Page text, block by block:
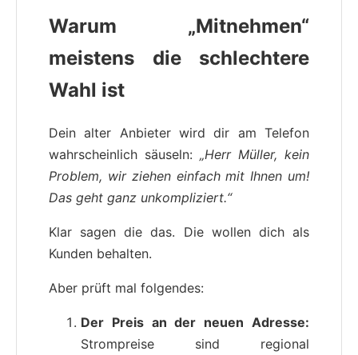
Warum „Mitnehmen“
meistens die schlechtere
Wahl ist
Dein alter Anbieter wird dir am Telefon
wahrscheinlich säuseln: „Herr Müller, kein
Problem, wir ziehen einfach mit Ihnen um!
Das geht ganz unkompliziert.“
Klar sagen die das. Die wollen dich als
Kunden behalten.
Aber prüft mal folgendes:
Der Preis an der neuen Adresse:
Strompreise sind regional